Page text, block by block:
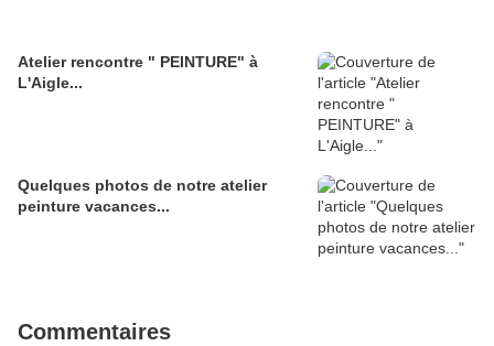
Atelier rencontre " PEINTURE" à
L'Aigle...
Quelques photos de notre atelier
peinture vacances...
Commentaires